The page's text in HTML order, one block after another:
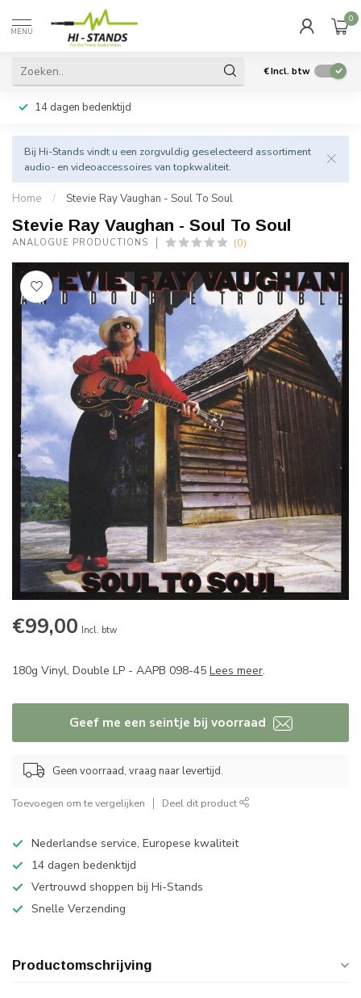
MENU
0
€Incl. btw
14 dagen bedenktijd
Bij Hi-Stands vindt u een zorgvuldig geselecteerd assortiment
audio- en videoaccessoires van topkwaliteit.
Home / Stevie Ray Vaughan - Soul To Soul
Stevie Ray Vaughan - Soul To Soul
ANALOGUE PRODUCTIONS (0)
€99,00 Incl. btw
180g Vinyl, Double LP - AAPB 098-45 Lees meer.
Geef me een seintje bij voorraad
Geen voorraad, vraag naar levertijd.
Toevoegen om te vergelijken Deel dit product
Nederlandse service, Europese kwaliteit
14 dagen bedenktijd
Vertrouwd shoppen bij Hi-Stands
Snelle Verzending
Productomschrijving